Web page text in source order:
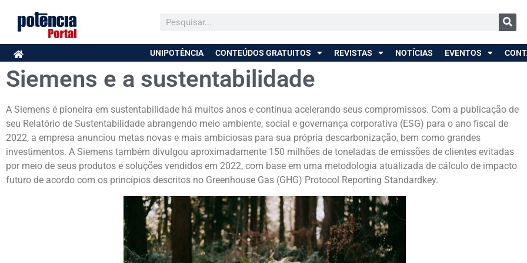
UNIPOTÊNCIA CONTEÚDOS GRATUITOS REVISTAS NOTÍCIAS EVENTOS
Siemens e a sustentabilidade
A Siemens é pioneira em sustentabilidade há muitos anos e continua acelerando seus compromissos. Com a publicação de
seu Relatório de Sustentabilidade abrangendo meio ambiente, social e governança corporativa (ESG) para o ano fiscal de
2022, a empresa anunciou metas novas e mais ambiciosas para sua própria descarbonização, bem como grandes
investimentos. A Siemens também divulgou aproximadamente 150 milhões de toneladas de emissões de clientes evitadas
por meio de seus produtos e soluções vendidos em 2022, com base em uma metodologia atualizada de cálculo de impacto
futuro de acordo com os princípios descritos no Greenhouse Gas (GHG) Protocol Reporting Standardkey.